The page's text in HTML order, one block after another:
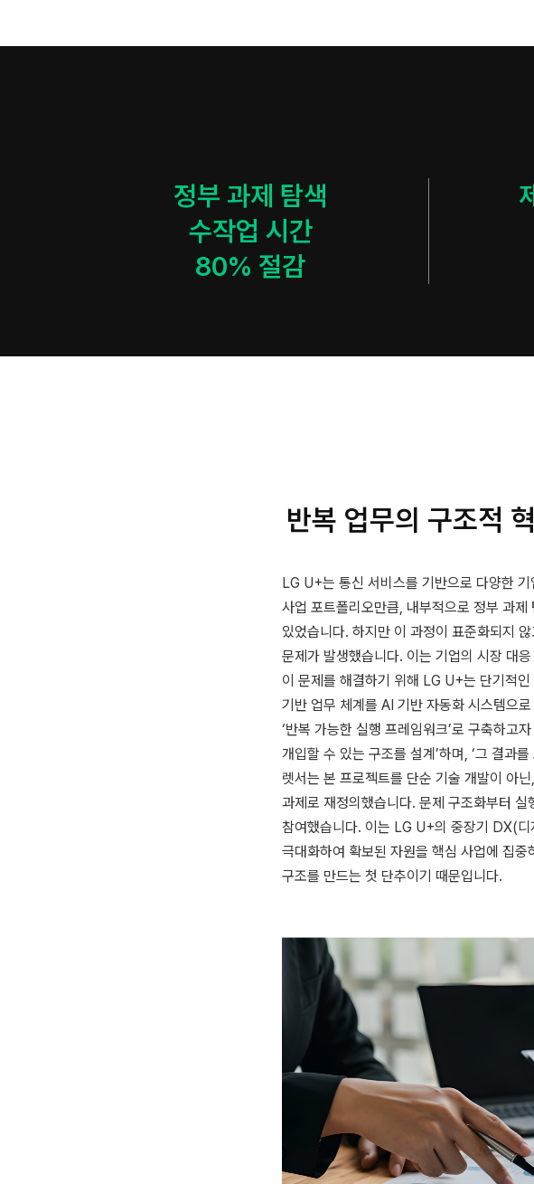
정부 과제 탐색
수작업 시간
80% 절감
반복 업무의 구조적
LG U+는 통신 서비스를 기반으로 다양한
사업 포트폴리오만큼, 내부적으로 정부 과
있었습니다. 하지만 이 과정이 표준화되지
문제가 발생했습니다. 이는 기업의 시장 대
이 문제를 해결하기 위해 LG U+는 단기적
기반 업무 체계를 AI 기반 자동화 시스템으
‘반복 가능한 실행 프레임워크’로 구축하고
개입할 수 있는 구조를 설계’하며, ‘그 결과
렛서는 본 프로젝트를 단순 기술 개발이 아
과제로 재정의했습니다. 문제 구조화부터
참여했습니다. 이는 LG U+의 중장기 DX(
극대화하여 확보된 자원을 핵심 사업에 집
구조를 만드는 첫 단추이기 때문입니다.